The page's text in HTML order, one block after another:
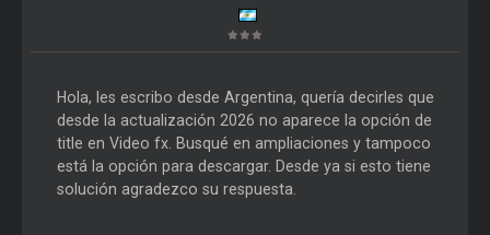
Hola, les escribo desde Argentina, quería decirles que
desde la actualización 2026 no aparece la opción de
title en Video fx. Busqué en ampliaciones y tampoco
está la opción para descargar. Desde ya si esto tiene
solución agradezco su respuesta.